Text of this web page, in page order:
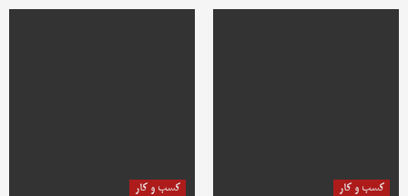
کسب و کار کسب و کار